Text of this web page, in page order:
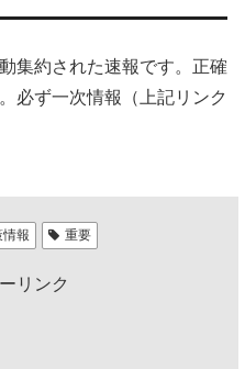
集約された速報です。正確
必ず一次情報（上記リンク
情報 重要
リンク